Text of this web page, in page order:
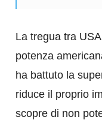
​La tregua tra
potenza
ha battuto la
riduce il proprio
scopre di non